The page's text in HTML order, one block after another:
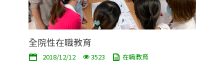
全院性在職教育
2018/12/12 3523 在職教育